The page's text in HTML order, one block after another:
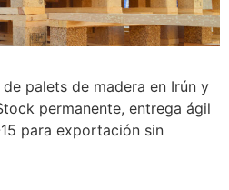
palets de madera en Irún y
permanente, entrega ágil
para exportación sin